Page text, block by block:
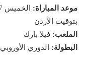
موعد المباراة:
بتوقيت الأردن
الملعب: فيلا بارك
البطولة: الدوري الأوروبي